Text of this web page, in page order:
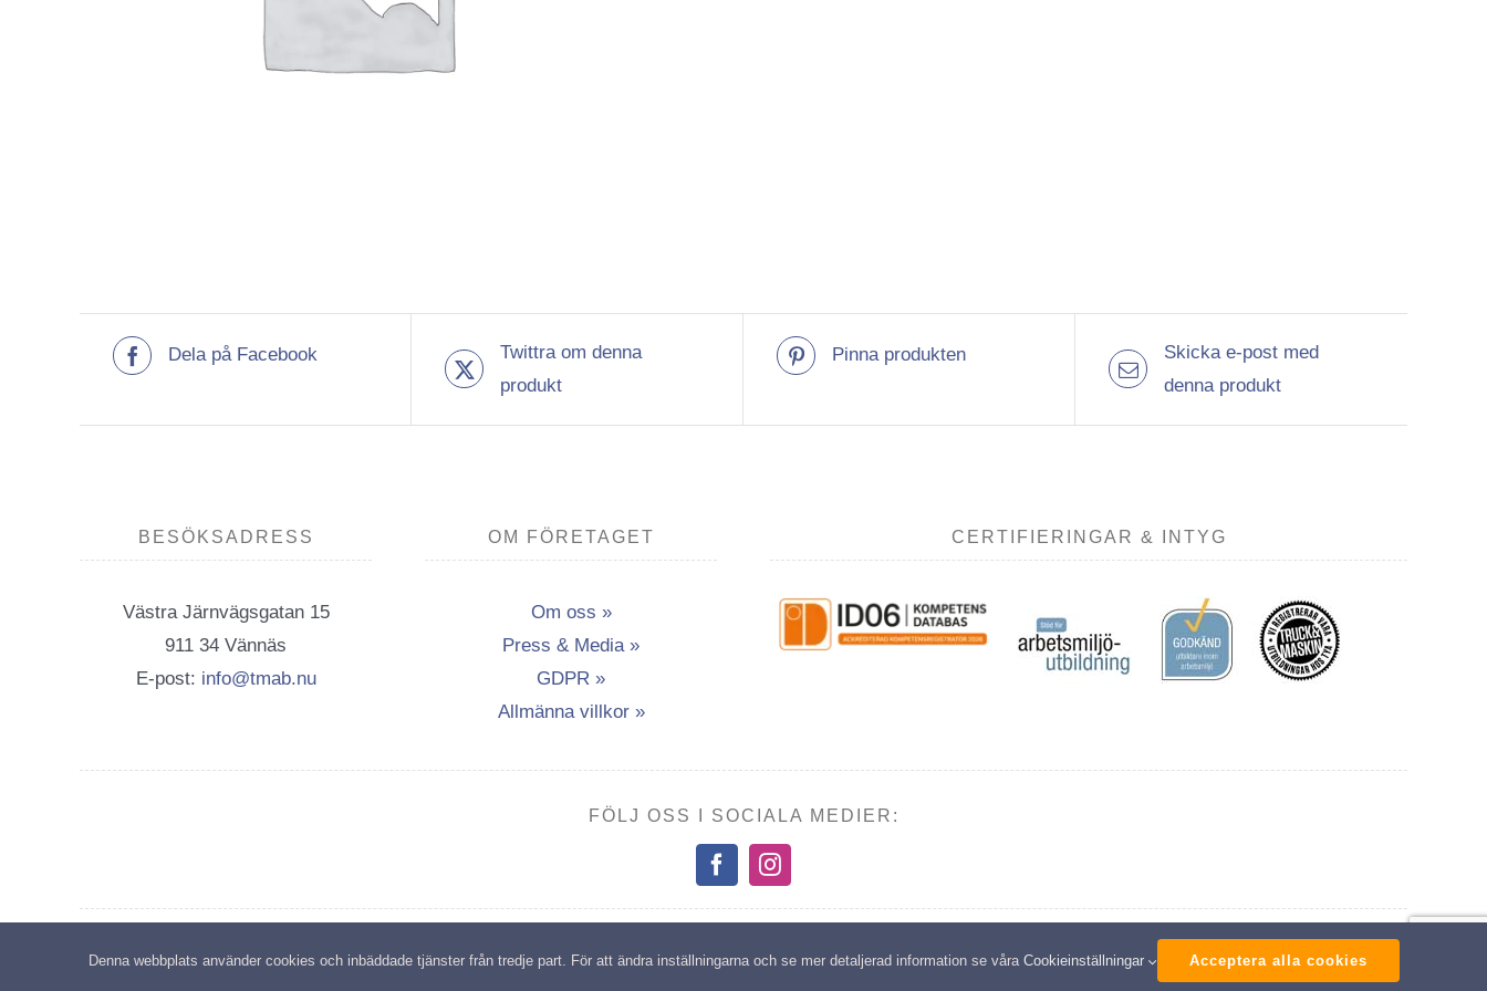
Dela på Facebook
Twittra om denna
produkt
Pinna produkten
Skicka e-post med
denna produkt
BESÖKSADRESS
Västra Järnvägsgatan 15
911 34 Vännäs
E-post: info@tmab.nu
OM FÖRETAGET
Om oss »
Press & Media »
GDPR »
Allmänna villkor »
CERTIFIERINGAR & INTYG
FÖLJ OSS I SOCIALA MEDIER:
Copyright: Transport- & Miljöutbildning i Vännäsby AB | All rights reserved
Denna webbplats använder cookies och inbäddade tjänster från tredje part. För att ändra inställningarna och se mer detaljerad information se våra Cookieinställningar Acceptera alla cookies